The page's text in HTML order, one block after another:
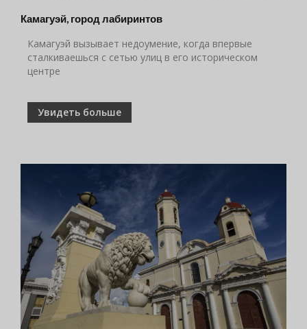
Камагуэй, город лабиринтов
Камагуэй вызывает недоумение, когда впервые
сталкиваешься с сетью улиц в его историческом
центре
Увидеть больше